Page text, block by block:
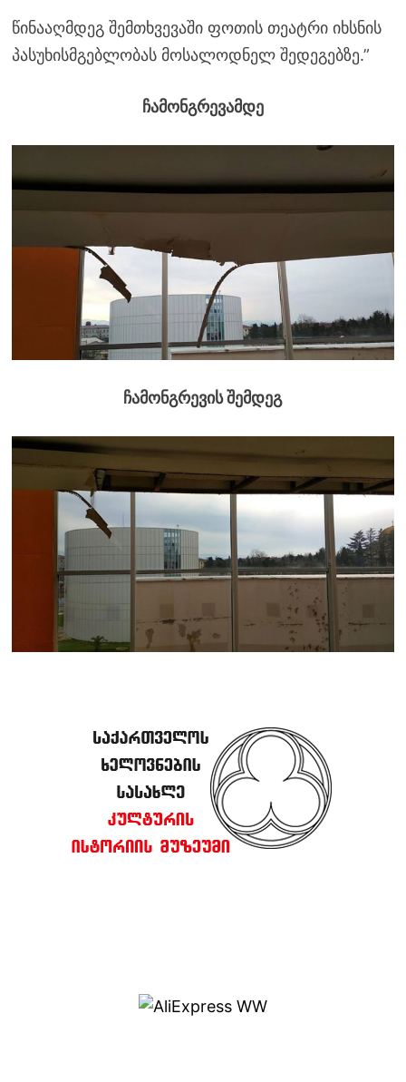
წინააღმდეგ შემთხვევაში ფოთის თეატრი იხსნის
პასუხისმგებლობას მოსალოდნელ შედეგებზე.”
ჩამონგრევამდე
ჩამონგრევის შემდეგ